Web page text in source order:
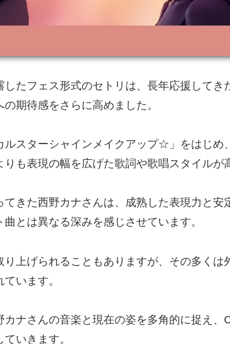
したフェス形式のセトリは、長年応援してき
期待感をさらに高めました。
ルスターシャインメイクアップ☆」をはじめ
りも表現の幅を広げた歌詞や歌唱スタイルが
てきた西野カナさんは、成熟した表現力と安
とは異なる深みを感じさせています。
り上げられることもありますが、その多くは
います。
カナさんの音楽と現在の姿を多角的に捉え、
いきます。